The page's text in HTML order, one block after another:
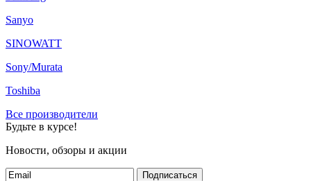
Sanyo
SINOWATT
Sony/Murata
Toshiba
Все производители
Будьте в курсе!
Новости, обзоры и акции
Подписаться